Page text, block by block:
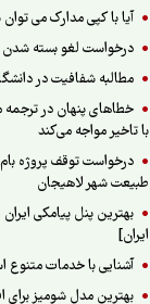
آیا با کپی مدارک می
درخواست لغو بسته شدن
مطالبه شفافیت در
خطاهای پنهان در ترجمه
با تاخیر مواجه می‌کند
درخواست توقف پروژه
طبیعت شهر لاهیجان
ایران]
آشنایی با خدمات
بهترین مدل شومیز برای افراد چاق؛